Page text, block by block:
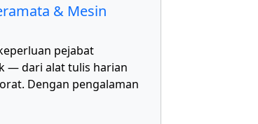
& Mesin
pejabat
— dari alat tulis harian
Dengan pengalaman